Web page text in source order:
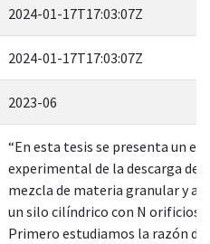
2024-01-17T17:03:07Z
2024-01-17T17:03:07Z
2023-06
“En esta tesis se presenta un
experimental de la descarga de
mezcla de materia granular y
un silo cilíndrico con N orificios
Primero estudiamos la razón de